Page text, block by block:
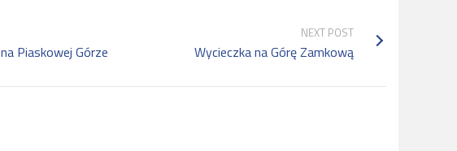
na Piaskowej Górze
NEXT POST
Wycieczka na Górę Zamkową